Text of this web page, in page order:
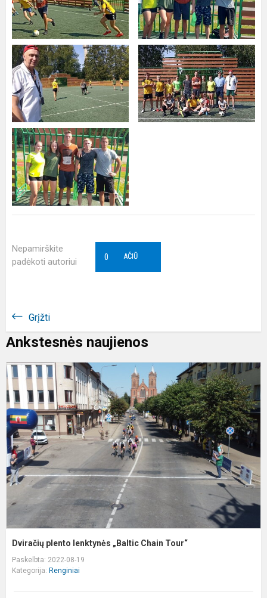
Nepamirškite
padėkoti autoriui
AČIŪ
0
Grįžti
Ankstesnės naujienos
Dviračių plento lenktynės „Baltic Chain Tour“
Paskelbta: 2022-08-19
Kategorija: Renginiai